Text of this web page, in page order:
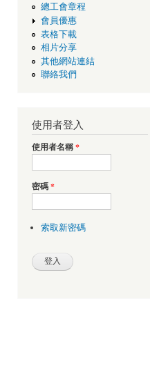
總工會章程
會員優惠
表格下載
相片分享
其他網站連結
聯絡我們
使用者登入
使用者名稱*
密碼*
索取新密碼